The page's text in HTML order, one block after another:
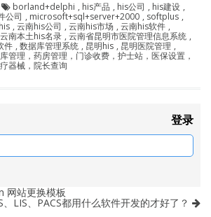
borland+delphi , his产品 , his公司 , his建设 ,
公司 , microsoft+sql+server+2000 , softplus ,
, 云南his公司 , 云南his市场 , 云南his软件 ,
云南本土his名录 , 云南省昆明市医院管理信息系统 ,
件 , 数据库管理系统 , 昆明his , 昆明医院管理 ,
管理，药房管理，门诊收费，护士站，医保设置，
器械，院长查询
登录
网站更换模板
、LIS、PACS都用什么软件开发的才好了？